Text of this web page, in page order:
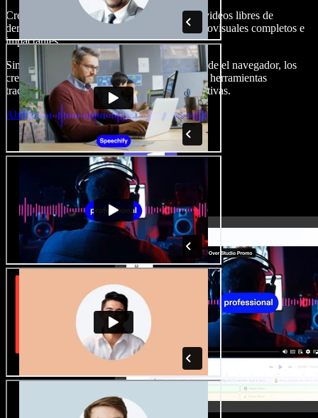
Crea locuciones, agrega imágenes, audios y videos libres de
derechos, clona tu voz y arma proyectos audiovisuales completos e
impactantes.
Sin curva de aprendizaje y todo accesible desde el navegador, los
creadores de contenido pueden dejar atrás las herramientas
tradicionales y dar vida a todas sus ideas creativas.
Abrir Studio